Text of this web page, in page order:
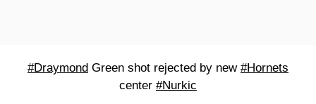
#Draymond Green shot rejected by new #Hornets
center #Nurkic